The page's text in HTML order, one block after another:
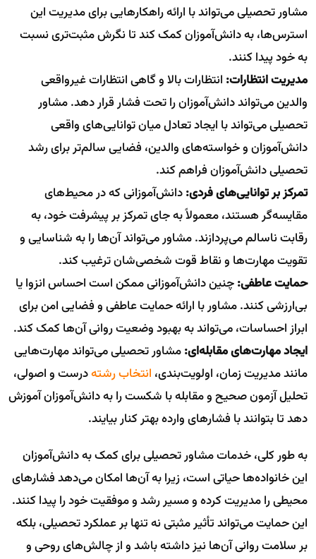
مشاور تحصیلی می‌تواند با ارائه راهکارهایی برای مدیریت این
استرس‌ها، به دانش‌آموزان کمک کند تا نگرش مثبت‌تری نسبت
به خود پیدا کنند.
مدیریت انتظارات: انتظارات بالا و گاهی انتظارات غیرواقعی
والدین می‌تواند دانش‌آموزان را تحت فشار قرار دهد. مشاور
تحصیلی می‌تواند با ایجاد تعادل میان توانایی‌های واقعی
دانش‌آموزان و خواسته‌های والدین، فضایی سالم‌تر برای رشد
تحصیلی دانش‌آموزان فراهم کند.
تمرکز بر توانایی‌های فردی:دانش‌آموزانی که در محیط‌های
مقایسه‌گر هستند، معمولاً به جای تمرکز بر پیشرفت خود، به
رقابت ناسالم می‌پردازند. مشاور می‌تواند آن‌ها را به شناسایی و
تقویت مهارت‌ها و نقاط قوت شخصی‌شان ترغیب کند.
حمایت عاطفی:چنین دانش‌آموزانی ممکن است احساس انزوا یا
بی‌ارزشی کنند. مشاور با ارائه حمایت عاطفی و فضایی امن برای
ابراز احساسات، می‌تواند به بهبود وضعیت روانی آن‌ها کمک کند.
ایجاد مهارت‌های مقابله‌ای:مشاور تحصیلی می‌تواند مهارت‌هایی
مانند مدیریت زمان، اولویت‌بندی، انتخاب رشتهدرست و اصولی،
تحلیل آزمون صحیح و مقابله با شکست را به دانش‌آموزان آموزش
دهد تا بتوانند با فشارهای وارده بهتر کنار بیایند.
به طور کلی، خدمات مشاور تحصیلی برای کمک به دانش‌آموزان
این خانواده‌ها حیاتی است، زیرا به آن‌ها امکان می‌دهد فشارهای
محیطی را مدیریت کرده و مسیر رشد و موفقیت خود را پیدا کنند.
این حمایت می‌تواند تأثیر مثبتی نه تنها بر عملکرد تحصیلی، بلکه
بر سلامت روانی آن‌ها نیز داشته باشد و از چالش‌های روحی و